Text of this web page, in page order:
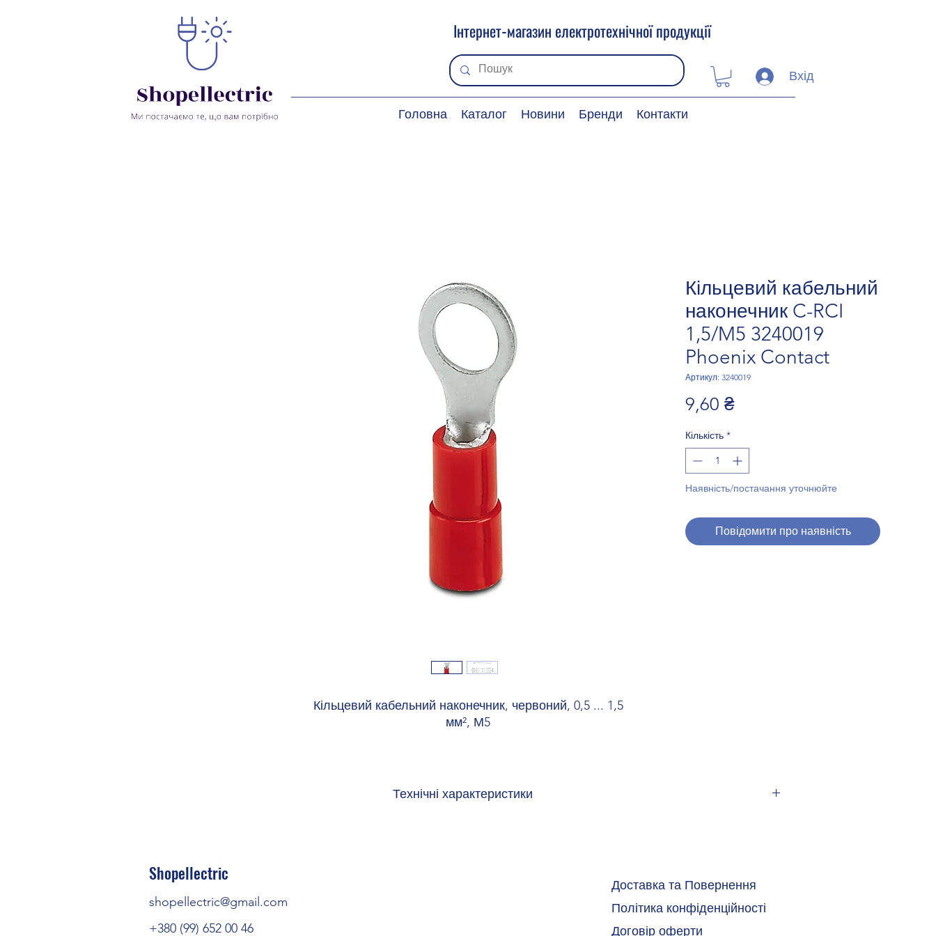
Інтернет-магазин електротехнічної продукції
Вхід
Головна Каталог Новини Бренди Контакти
Кільцевий кабельний
наконечник C-RCI
1,5/M5 3240019
Phoenix Contact
Артикул: 3240019
9,60 ₴Ціна
Кількість *
Наявність/постачання уточнюйте
Повідомити про наявність
Кільцевий кабельний наконечник, червоний, 0,5 ... 1,5
мм², М5
Технічні характеристики
Shopellectric
shopellectric@gmail.com
+380 (99) 652 00 46
Доставка та Повернення
Політика конфіденційності
Договір оферти